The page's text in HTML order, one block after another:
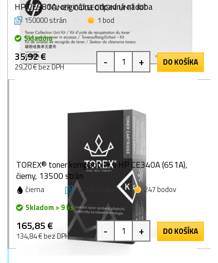
HP CE980A, originálna odpadná nádoba
150000 strán
1 bod
Skladom
35,92 €
29,20 € bez DPH - + DO KOŠÍKA
TOREX® toner kompatibilní s HP CE340A (651A),
čierny, 13500 strán
čierna 13500 strán
247 bodov
Skladom > 9 ks
165,85 €
134,84 € bez DPH - + DO KOŠÍKA